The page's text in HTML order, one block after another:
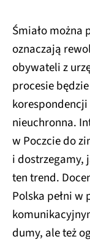
Śmiało można
oznaczają
obywateli z
procesie
nieuchronna.
w Poczcie do
i dostrzegamy,
ten trend.
Polska pełni
dumy, ale też